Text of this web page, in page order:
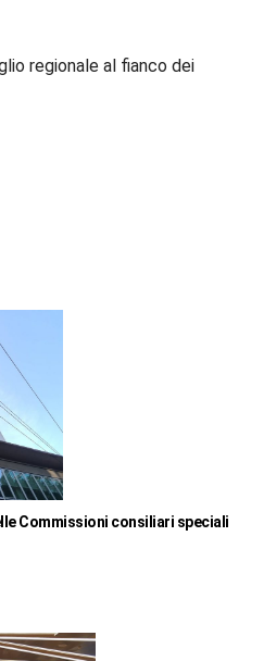
regionale al fianco dei
Commissioni consiliari speciali